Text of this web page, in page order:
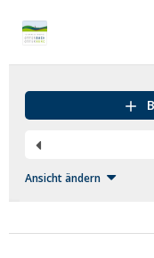
Mehrzweckhalle
Heiligenmoschel